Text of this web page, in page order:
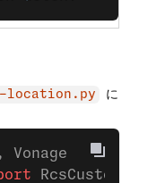
location.py
に
Vonage
RcsCustom